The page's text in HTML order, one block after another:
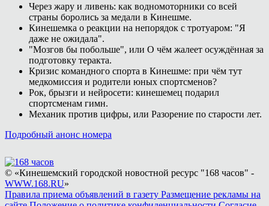
Через жару и ливень: как водномоторники со всей
страны боролись за медали в Кинешме.
Кинешемка о реакции на непорядок с тротуаром: "Я
даже не ожидала".
"Мозгов бы побольше", или О чём жалеет осуждённая за
подготовку теракта.
Кризис командного спорта в Кинешме: при чём тут
медкомиссия и родители юных спортсменов?
Рок, брызги и нейросети: кинешемец подарил
спортсменам гимн.
Механик против цифры, или Разорение по старости лет.
Подробный анонс номера
© «Кинешемский городской новостной ресурс "168 часов" -
WWW.168.RU»
Правила приема объявлений в газету Размещение рекламы на